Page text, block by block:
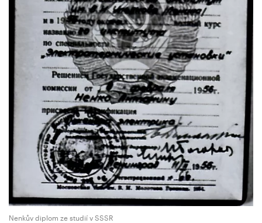
Nenkův diplom ze studií v SSSR